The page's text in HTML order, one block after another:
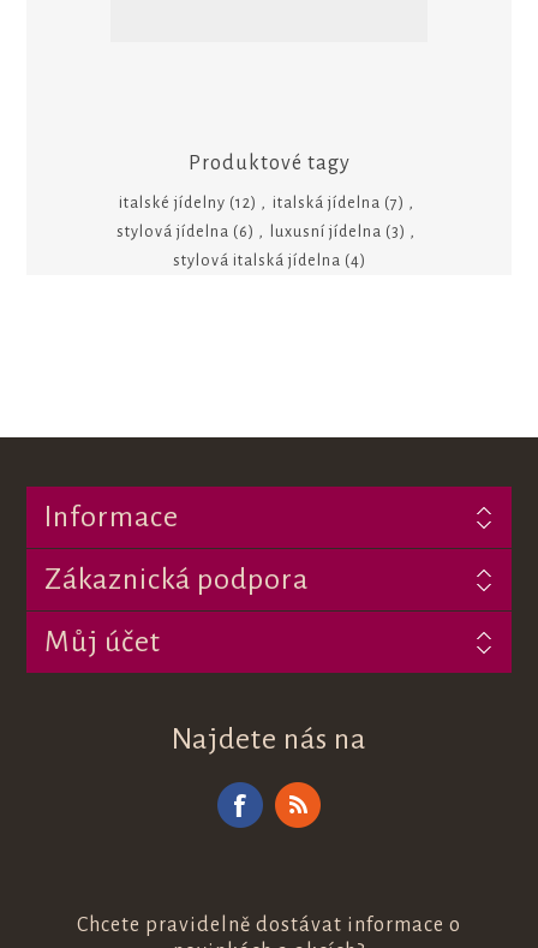
Produktové tagy
italské jídelny (12) italská jídelna (7)
stylová jídelna (6) luxusní jídelna (3)
stylová italská jídelna (4)
Informace
Zákaznická podpora
Můj účet
Najdete nás na
Chcete pravidelně dostávat informace o